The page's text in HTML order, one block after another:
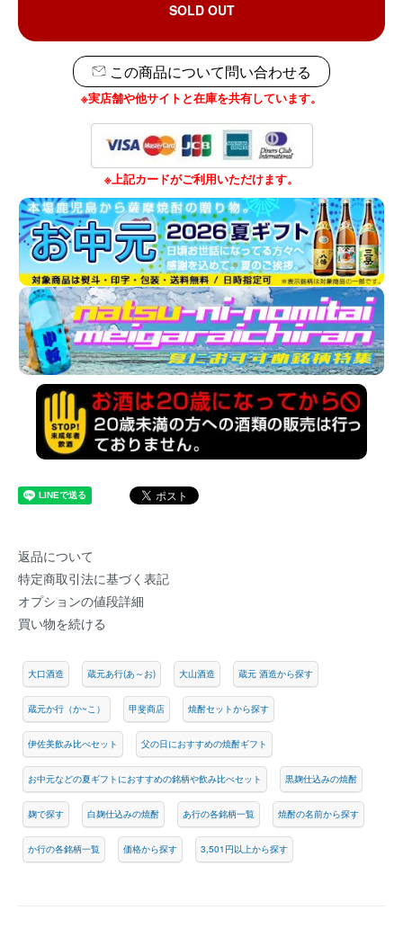
SOLD OUT
この商品について問い合わせる
※実店舗や他サイトと在庫を共有しています。
※上記カードがご利用いただけます。
返品について
特定商取引法に基づく表記
オプションの値段詳細
買い物を続ける
大口酒造 蔵元あ行(あ～お) 大山酒造 蔵元 酒造から探す
蔵元か行（か~こ） 甲斐商店 焼酎セットから探す
伊佐美飲み比べセット 父の日におすすめの焼酎ギフト
お中元などの夏ギフトにおすすめの銘柄や飲み比べセット 黒麹仕込みの焼酎
麹で探す 白麹仕込みの焼酎 あ行の各銘柄一覧 焼酎の名前から探す
か行の各銘柄一覧 価格から探す 3,501円以上から探す